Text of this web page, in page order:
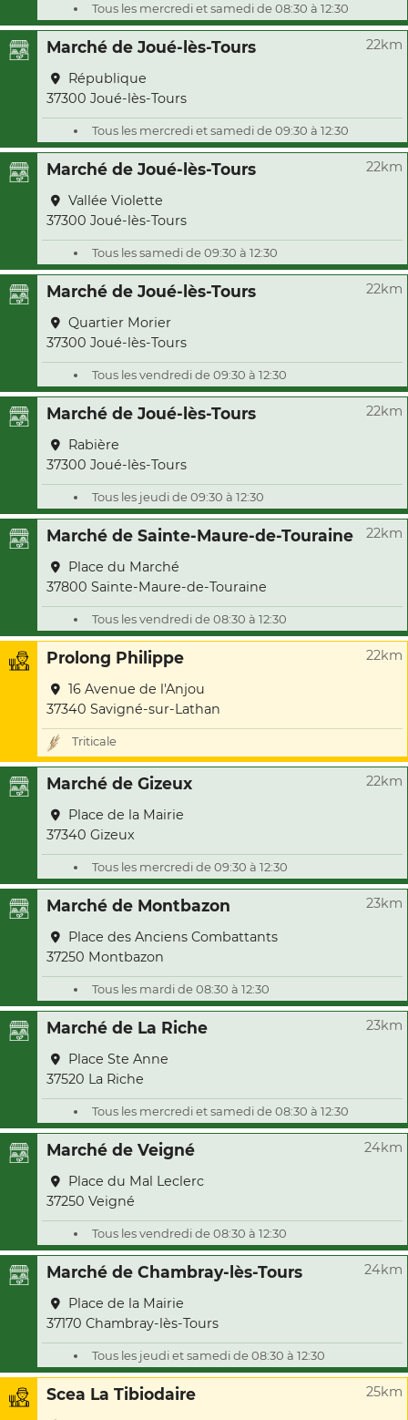
Tous les mercredi et samedi de 08:30 à 12:30
Marché de Joué-lès-Tours 22km
République
37300 Joué-lès-Tours
Tous les mercredi et samedi de 09:30 à 12:30
Marché de Joué-lès-Tours 22km
Vallée Violette
37300 Joué-lès-Tours
Tous les samedi de 09:30 à 12:30
Marché de Joué-lès-Tours 22km
Quartier Morier
37300 Joué-lès-Tours
Tous les vendredi de 09:30 à 12:30
Marché de Joué-lès-Tours 22km
Rabière
37300 Joué-lès-Tours
Tous les jeudi de 09:30 à 12:30
Marché de Sainte-Maure-de-Touraine 22km
Place du Marché
37800 Sainte-Maure-de-Touraine
Tous les vendredi de 08:30 à 12:30
Prolong Philippe 22km
16 Avenue de l'Anjou
37340 Savigné-sur-Lathan
Triticale
Marché de Gizeux 22km
Place de la Mairie
37340 Gizeux
Tous les mercredi de 09:30 à 12:30
Marché de Montbazon 23km
Place des Anciens Combattants
37250 Montbazon
Tous les mardi de 08:30 à 12:30
Marché de La Riche 23km
Place Ste Anne
37520 La Riche
Tous les mercredi et samedi de 08:30 à 12:30
Marché de Veigné 24km
Place du Mal Leclerc
37250 Veigné
Tous les vendredi de 08:30 à 12:30
Marché de Chambray-lès-Tours 24km
Place de la Mairie
37170 Chambray-lès-Tours
Tous les jeudi et samedi de 08:30 à 12:30
Scea La Tibiodaire 25km